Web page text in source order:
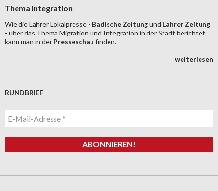
Thema Integration
Wie die Lahrer Lokalpresse - Badische Zeitungund Lahrer Zeitung
- über das Thema Migration und Integration in der Stadt berichtet,
kann man in der Presseschau finden.
weiterlesen
RUNDBRIEF